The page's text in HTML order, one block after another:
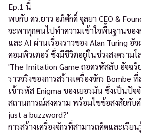
Ep.1 นี้
พบกับ ดร.ยาว อภิศักดิ์ จุลยา CEO &
จะพาทุกคนไปทำความเข้าใจพื้นฐานของ
และ AI ผ่านเรื่องราวของ Alan Turing อั
คอมพิวเตอร์ ซึ่งมีชีวิตอยู่ในช่วงสงคราม
'The Imitation Game ถอดรหัสลับ อัจฉริ
ราวจริงของการสร้างเครื่องจักร Bombe
เข้ารหัส Enigma ของเยอรมัน ซึ่งเป็นปั
สถานการณ์สงคราม พร้อมไขข้อสงสัยกับ
just a buzzword?'
การสร้างเครื่องจักรที่สามารถคิดและเรี